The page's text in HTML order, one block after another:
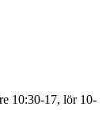
10:30-17, lör 10-